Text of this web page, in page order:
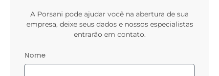
A Porsani pode ajudar você na abertura de sua
empresa, deixe seus dados e nossos especialistas
entrarão em contato.
Nome